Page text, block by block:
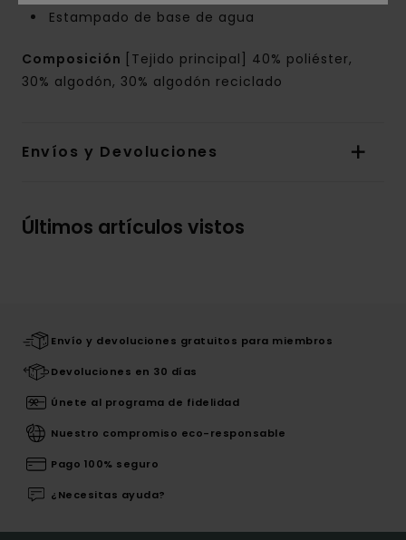
Estampado de base de agua
Composición
[Tejido principal] 40% poliéster,
30% algodón, 30% algodón reciclado
Envíos y Devoluciones
Últimos artículos vistos
Envío y devoluciones gratuitos para miembros
Devoluciones en 30 días
Únete al programa de fidelidad
Nuestro compromiso eco-responsable
Pago 100% seguro
¿Necesitas ayuda?